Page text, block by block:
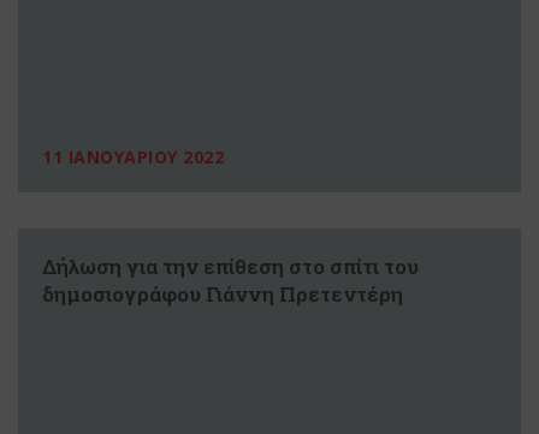
11 ΙΑΝΟΥΑΡΙΟΥ 2022
Δήλωση για την επίθεση στο σπίτι του
δημοσιογράφου Γιάννη Πρετεντέρη